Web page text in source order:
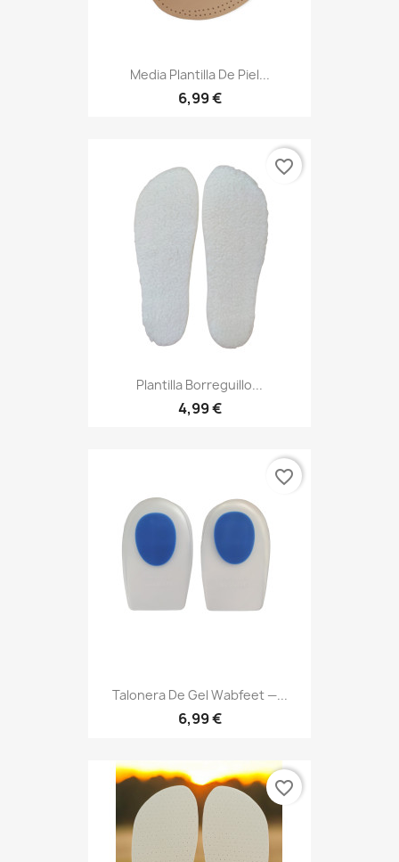
Media Plantilla De Piel...
6,99 €
Plantilla Borreguillo...
4,99 €
favorite_border
Talonera De Gel Wabfeet —...
6,99 €
favorite_border
favorite_border